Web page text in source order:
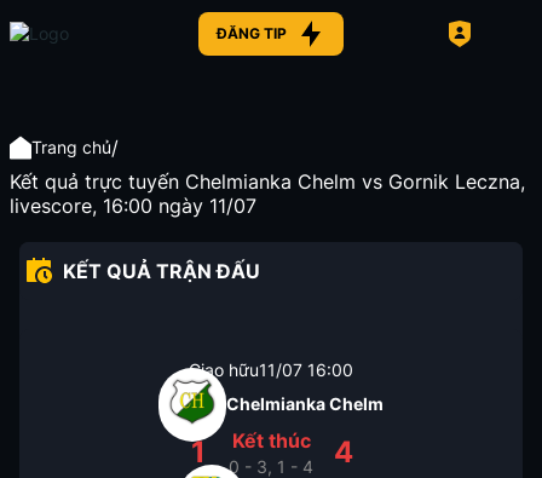
ĐĂNG TIP
Trang chủ/
Kết quả trực tuyến Chelmianka Chelm vs Gornik Leczna,
livescore, 16:00 ngày 11/07
KẾT QUẢ TRẬN ĐẤU
Giao hữu11/07 16:00
Chelmianka Chelm
1 Kết thúc
0 - 3, 1 - 4 4